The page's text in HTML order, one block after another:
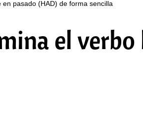
pasado (HAD) de forma sencilla
el